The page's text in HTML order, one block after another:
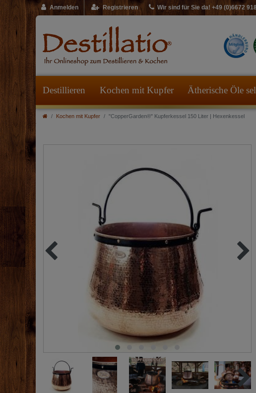
Anmelden Registrieren Wir sind für Sie da! +49 (0)6672
Destillieren Kochen mit Kupfer Ätherische Öle
Kochen mit Kupfer "CopperGarden®" Kupferkessel 150 Liter | Hexenkessel